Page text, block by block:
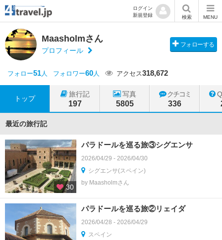
ログイン
新規登録
検索 MENU
Maasholmさん
プロフィール
フォローする
フォロー51人 フォロワー60人 アクセス318,672
トップ
旅行記
197
写真
5805
クチコミ
336
最近の旅行記
30
パラドールを巡る旅③シグエンサ
2026/04/29 - 2026/04/30
シグエンサ(スペイン)
by Maasholmさん
パラドールを巡る旅②リェイダ
2026/04/28 - 2026/04/29
スペイン